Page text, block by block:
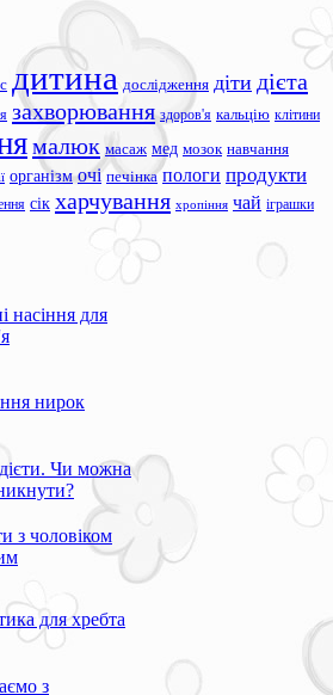
дитина дослідження діти дієта
захворювання здоров'я кальцію клітини
малюк масаж мед мозок навчання
організм очі печінка пологи продукти
сік харчування хропіння чай іграшки
насіння для
нирок
Чи можна
з чоловіком
для хребта
з